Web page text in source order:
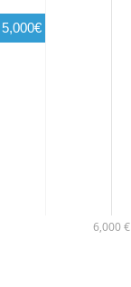
6,000 €
5,000€